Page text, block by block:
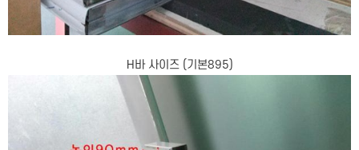
H바 사이즈 (기본895)